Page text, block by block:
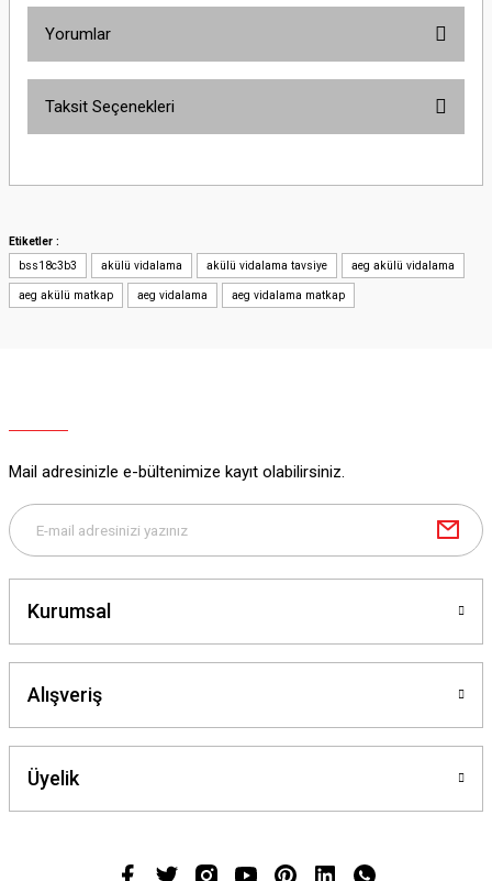
Yorumlar
Yorum Yaz
Taksit Seçenekleri
Etiketler :
bss18c3b3
akülü vidalama akülü vidalama tavsiye aeg akülü vidalama
aeg akülü matkap aeg vidalama aeg vidalama matkap
Mail adresinizle e-bültenimize kayıt olabilirsiniz.
Kurumsal
Alışveriş
Üyelik